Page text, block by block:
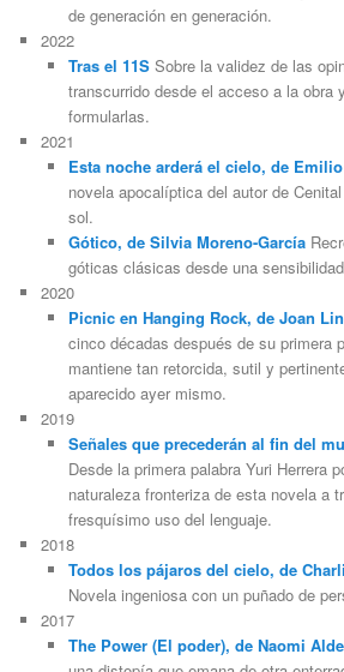
de generación en generación.
2022
Tras el 11SSobre la validez de las
transcurrido desde el acceso a la obra
formularlas.
2021
Esta noche arderá el cielo, de
novela apocalíptica del autor de
sol.
Gótico, de Silvia Moreno-García
góticas clásicas desde una
2020
Picnic en Hanging Rock, de Joan
cinco décadas después de su primera
mantiene tan retorcida, sutil y
aparecido ayer mismo.
2019
Señales que precederán al fin del
Desde la primera palabra Yuri Herrera
naturaleza fronteriza de esta novela a
fresquísimo uso del lenguaje.
2018
Todos los pájaros del cielo, de
Novela ingeniosa con un puñado de
2017
The Power (El poder), de Naomi